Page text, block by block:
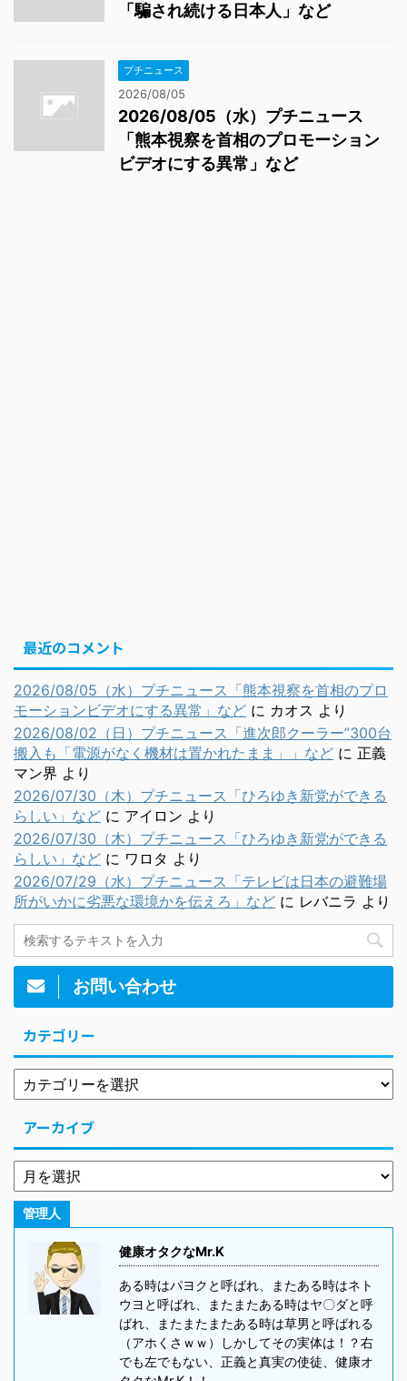
「騙され続ける日本人」など
プチニュース
2026/08/05
2026/08/05（水）プチニュース
「熊本視察を首相のプロモーション
ビデオにする異常」など
最近のコメント
2026/08/05（水）プチニュース「熊本視察を首相のプロ
モーションビデオにする異常」など に カオス より
2026/08/02（日）プチニュース「進次郎クーラー”300台
搬入も「電源がなく機材は置かれたまま」」など に 正義
マン界 より
2026/07/30（木）プチニュース「ひろゆき新党ができる
らしい」など に アイロン より
2026/07/30（木）プチニュース「ひろゆき新党ができる
らしい」など に ワロタ より
2026/07/29（水）プチニュース「テレビは日本の避難場
所がいかに劣悪な環境かを伝えろ」など に レバニラ より
お問い合わせ
カテゴリー
アーカイブ
管理人
健康オタクなMr.K
ある時はパヨクと呼ばれ、またある時はネト
ウヨと呼ばれ、またまたある時はヤ〇ダと呼
ばれ、またまたまたある時は草男と呼ばれる
（アホくさｗｗ）しかしてその実体は！？右
でも左でもない、正義と真実の使徒、健康オ